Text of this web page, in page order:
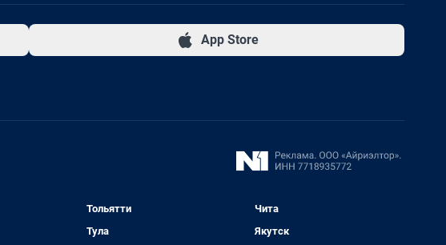
App Store
Тольятти
Тула
Чита
Якутск